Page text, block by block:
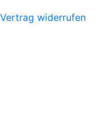
Vertrag widerrufen